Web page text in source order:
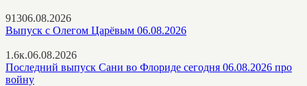
91306.08.2026
Выпуск с Олегом Царёвым 06.08.2026
1.6к.06.08.2026
Последний выпуск Сани во Флориде сегодня 06.08.2026 про
войну